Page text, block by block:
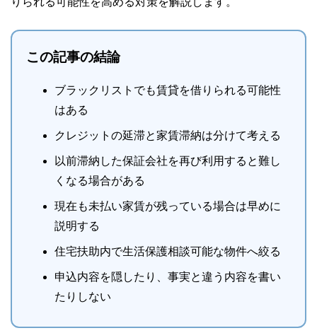
この記事の結論
ブラックリストでも賃貸を借りられる可能性
はある
クレジットの延滞と家賃滞納は分けて考える
以前滞納した保証会社を再び利用すると難し
くなる場合がある
現在も未払い家賃が残っている場合は早めに
説明する
住宅扶助内で生活保護相談可能な物件へ絞る
申込内容を隠したり、事実と違う内容を書い
たりしない